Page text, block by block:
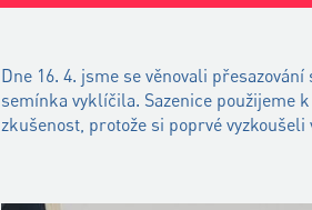
Dne 16. 4. jsme se věnovali
semínka vyklíčila. Sazenice použijeme
zkušenost, protože si poprvé